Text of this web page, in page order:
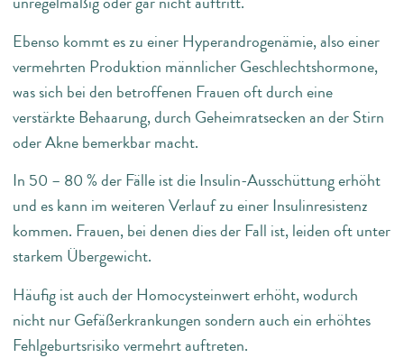
Ebenso kommt es zu einer Hyperandrogenämie, also einer
vermehrten Produktion männlicher Geschlechtshormone,
was sich bei den betroffenen Frauen oft durch eine
verstärkte Behaarung, durch Geheimratsecken an der Stirn
oder Akne bemerkbar macht.
In 50 – 80 % der Fälle ist die Insulin-Ausschüttung erhöht
und es kann im weiteren Verlauf zu einer Insulinresistenz
kommen. Frauen, bei denen dies der Fall ist, leiden oft unter
starkem Übergewicht.
Häufig ist auch der Homocysteinwert erhöht, wodurch
nicht nur Gefäßerkrankungen sondern auch ein erhöhtes
Fehlgeburtsrisiko vermehrt auftreten.